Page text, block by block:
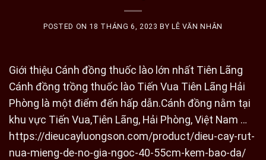
POSTED ON 18 THÁNG 6, 2023 BY LÊ VĂN NHÂN
Giới thiệu Cánh đồng thuốc lào lớn nhất Tiên Lãng
Cánh đồng trồng thuốc lào Tiến Vua Tiên Lãng Hải
Phòng là một điểm đến hấp dẫn.Cánh đồng nằm tại
khu vực Tiến Vua,Tiên Lãng, Hải Phòng, Việt Nam …
https://dieucayluongson.com/product/dieu-cay-rut-
nua-mieng-de-no-gia-ngoc-40-55cm-kem-bao-da/